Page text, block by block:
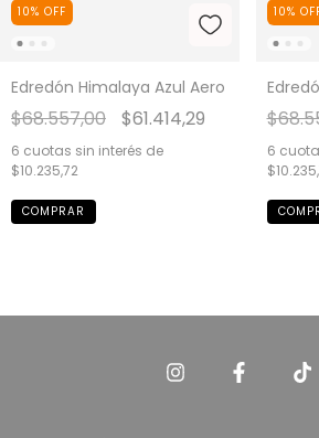
10% OFF
Edredón Himalaya Azul Aero
$68.557,00 $61.414,29
6 cuotas sin interés de
$10.235,72
COMPRAR
10%
6